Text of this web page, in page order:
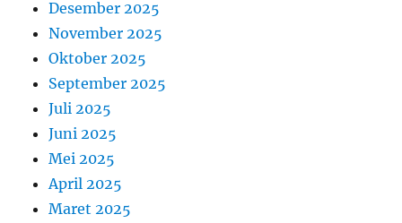
Desember 2025
November 2025
Oktober 2025
September 2025
Juli 2025
Juni 2025
Mei 2025
April 2025
Maret 2025